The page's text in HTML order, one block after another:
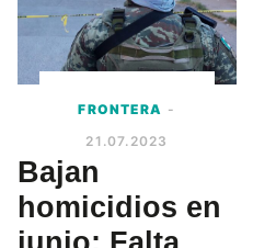
FRONTERA -
21.07.2023
Bajan
homicidios en